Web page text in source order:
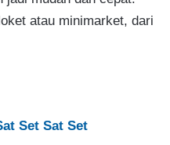
atau minimarket, dari
Set Sat Set